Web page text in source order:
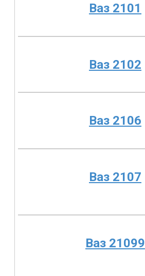
Ваз 2101
Ваз 2102
Ваз 2106
Ваз 2107
Ваз 21099